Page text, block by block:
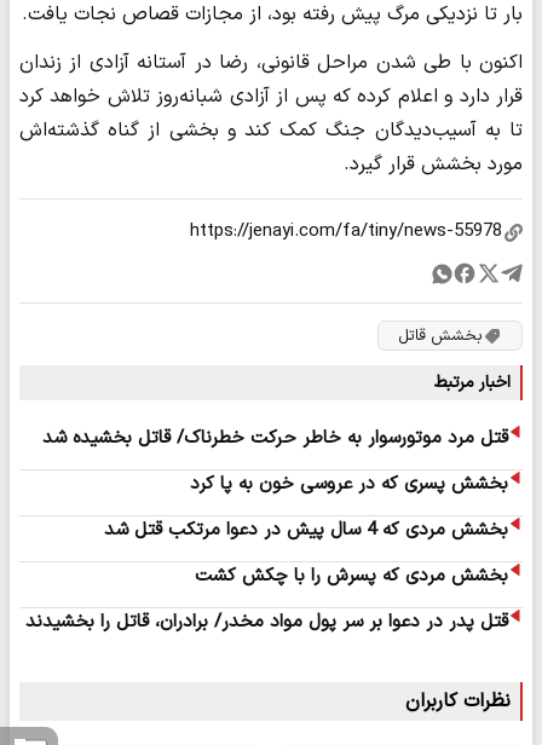
بار تا نزدیکی مرگ پیش رفته بود، از مجازات قصاص نجات یافت.
اکنون با طی شدن مراحل قانونی، رضا در آستانه آزادی از زندان
قرار دارد و اعلام کرده که پس از آزادی شبانه‌روز تلاش خواهد کرد
تا به آسیب‌دیدگان جنگ کمک کند و بخشی از گناه گذشته‌اش
مورد بخشش قرار گیرد.
بخشش قاتل
اخبار مرتبط
قتل مرد موتورسوار به خاطر حرکت خطرناک/ قاتل بخشیده شد
بخشش پسری که در عروسی خون به پا کرد
بخشش مردی که 4 سال پیش در دعوا مرتکب قتل شد
بخشش مردی که پسرش را با چکش کشت
قتل پدر در دعوا بر سر پول مواد مخدر/ برادران، قاتل را بخشیدند
نظرات کاربران